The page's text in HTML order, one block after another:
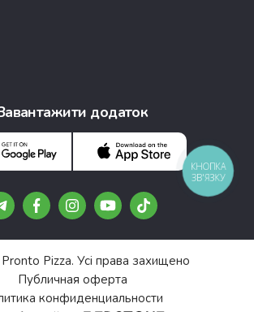
додаток
Pizza. Усі права захищено
Публичная оферта
конфиденциальности
КНОПКА
ЗВ'ЯЗКУ